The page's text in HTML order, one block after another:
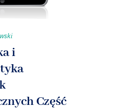
i
Część